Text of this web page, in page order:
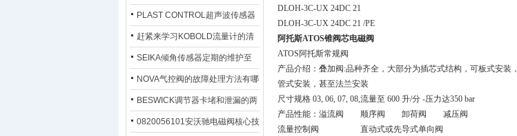
行调试?
PLAST CONTROL超声波传感器
工作原理了解吗？
赶紧来学习KOBOLD流量计的清
洗流程吧
SEIKA倾角传感器定期的维护至
关重要
NOVA气控阀的故障处理方法有哪
些？
BESWICK调节器卡堵和泄漏的两
大问题解决措施
0820056101安沃驰电磁阀核心技
DLOH-3C-UX 24DC 21
DLOH-3C-UX 24DC 21 /PE
阿托斯ATOS锥阀芯电磁阀
ATOS阿托斯常规阀
产品介绍：叠加阀:品种齐全，大部分为插芯式结构，可板式安装，
管式安装，甚至法兰安装
尺寸规格 03, 06, 07, 08,流量至 600 升/分 -压力达350 bar
产品性能：溢流阀 顺序阀 卸荷阀 减压阀
流量控制阀 直动式或先导式单向阀